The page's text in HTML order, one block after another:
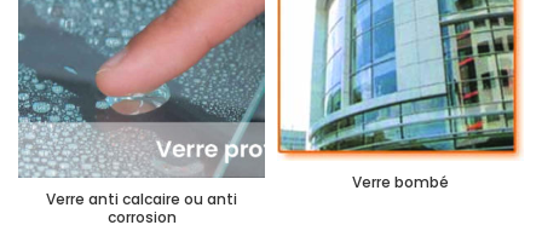
Verre anti calcaire ou anti
corrosion
Verre bombé